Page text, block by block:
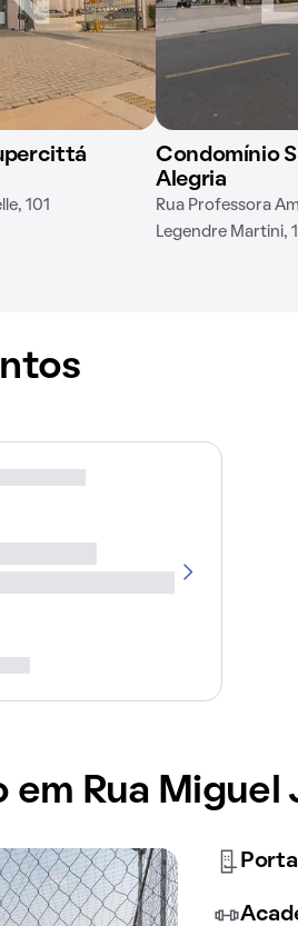
101
Condomínio
Alegria
Rua Professora
Legendre Martini,
Rua Miguel